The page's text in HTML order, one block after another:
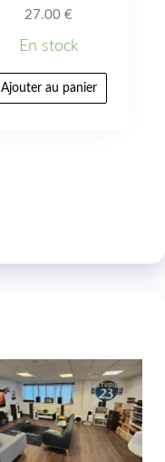
27.00€
En stock
Ajouter au panier